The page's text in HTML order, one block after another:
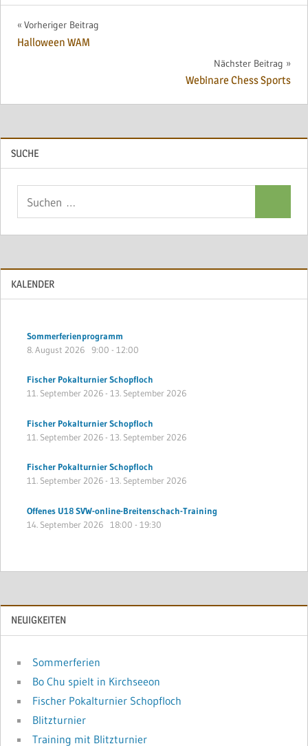
Beitragsnavigation
Vorheriger Beitrag
Halloween WAM
Nächster Beitrag
Webinare Chess Sports
SUCHE
KALENDER
Sommerferienprogramm
8. August 2026 9:00 - 12:00
Fischer Pokalturnier Schopfloch
11. September 2026- 13. September 2026
Fischer Pokalturnier Schopfloch
11. September 2026- 13. September 2026
Fischer Pokalturnier Schopfloch
11. September 2026- 13. September 2026
Offenes U18 SVW-online-Breitenschach-Training
14. September 2026 18:00 - 19:30
NEUIGKEITEN
Sommerferien
Bo Chu spielt in Kirchseeon
Fischer Pokalturnier Schopfloch
Blitzturnier
Training mit Blitzturnier